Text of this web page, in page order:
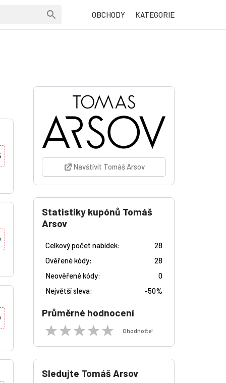
OBCHODY KATEGORIE
Navštívit Tomáš Arsov
Statistiky kupónů Tomáš
Arsov
Celkový počet nabídek:
28
Ověřené kódy:
28
Neověřené kódy:
0
Největší sleva:
-50%
Průměrné hodnocení
Ohodnoťte!
Sledujte Tomáš Arsov